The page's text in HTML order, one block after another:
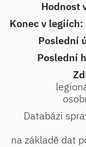
Hodnost
Konec v legiích:
Poslední
Poslední
Databázi
na základě dat